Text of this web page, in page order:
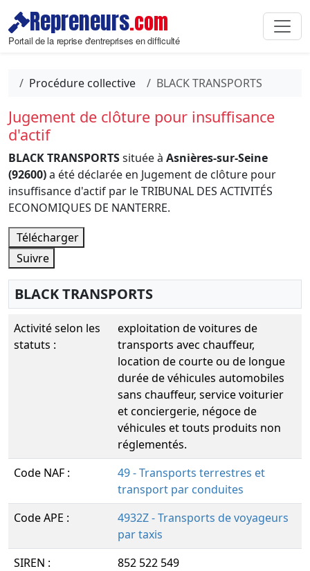
Repreneurs.com
Portail de la reprise d'entreprises en difficulté
Procédure collective BLACK TRANSPORTS
Jugement de clôture pour insuffisance
d'actif
BLACK TRANSPORTSsituée à Asnières-sur-Seine
(92600)a été déclarée en Jugement de clôture pour
insuffisance d'actif par le TRIBUNAL DES ACTIVITÉS
ECONOMIQUES DE NANTERRE.
Télécharger
Suivre
BLACK TRANSPORTS
Activité selon les
statuts :
exploitation de voitures de
transports avec chauffeur,
location de courte ou de longue
durée de véhicules automobiles
sans chauffeur, service voiturier
et conciergerie, négoce de
véhicules et touts produits non
réglementés.
Code NAF :
49 - Transports terrestres et
transport par conduites
Code APE :
4932Z - Transports de voyageurs
par taxis
SIREN :
852 522 549